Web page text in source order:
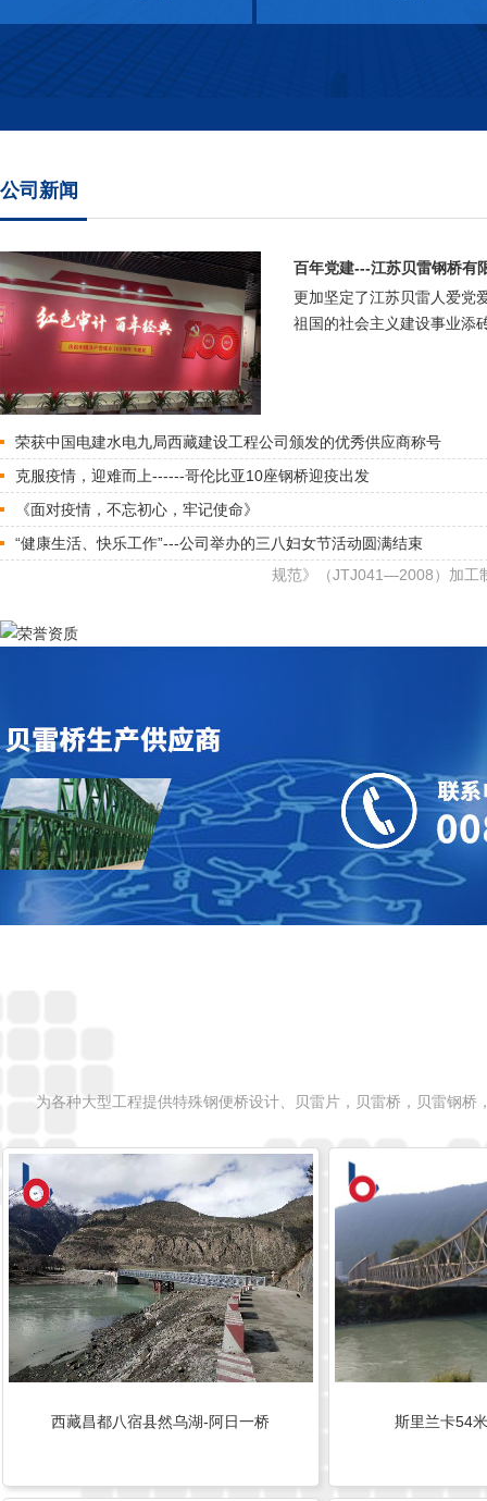
公司新闻
百年党建---江苏贝雷钢桥有
更加坚定了江苏贝雷人爱党
祖国的社会主义建设事业添
荣获中国电建水电九局西藏建设工程公司颁发的优秀供应商称号
克服疫情，迎难而上------哥伦比亚10座钢桥迎疫出发
《面对疫情，不忘初心，牢记使命》
“健康生活、快乐工作”---公司举办的三八妇女节活动圆满结束
规范》（JTJ041—2008）加工
为各种大型工程提供特殊钢便桥设计、贝雷片，贝雷桥，贝雷钢
西藏昌都八宿县然乌湖-阿日一桥 斯里兰卡54